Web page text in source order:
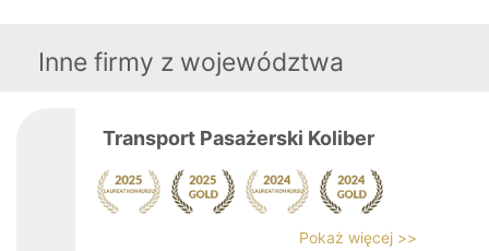
Inne firmy z województwa
Transport Pasażerski Koliber
Pokaż więcej >>